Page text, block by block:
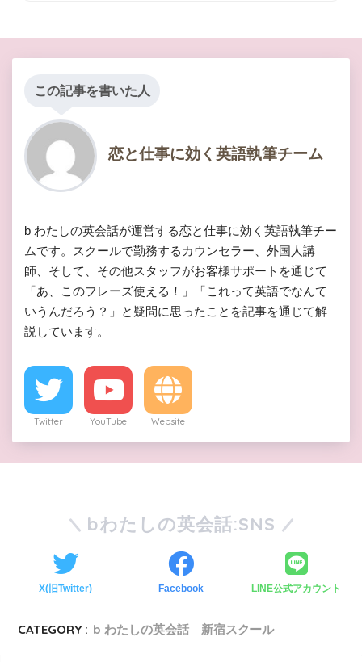
この記事を書いた人
恋と仕事に効く英語執筆チーム
b わたしの英会話が運営する恋と仕事に効く英語執筆チー
ムです。スクールで勤務するカウンセラー、外国人講
師、そして、その他スタッフがお客様サポートを通じて
「あ、このフレーズ使える！」「これって英語でなんて
いうんだろう？」と疑問に思ったことを記事を通じて解
説しています。
Twitter YouTube Website
bわたしの英会話:SNS
X(旧Twitter) Facebook LINE公式アカウント
CATEGORY : b わたしの英会話 新宿スクール